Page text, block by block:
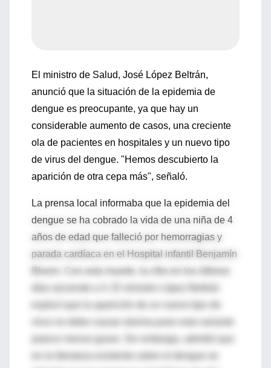
El ministro de Salud, José López Beltrán,
anunció que la situación de la epidemia de
dengue es preocupante, ya que hay un
considerable aumento de casos, una creciente
ola de pacientes en hospitales y un nuevo tipo
de virus del dengue. "Hemos descubierto la
aparición de otra cepa más", señaló.
La prensa local informaba que la epidemia del
dengue se ha cobrado la vida de una niña de 4
años de edad que falleció por hemorragias y
parada cardíaca en el Hospital infantil Benjamín
Bloom. Con esta muerte, la cifra en los últimos
explicó que la aparición de un nuevo tipo de
parece menos grave. Sin embargo, admitió que
en la literatura existente sobre el dengue se